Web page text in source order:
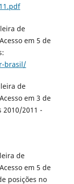
de
em 5 de
brasil/
de
em 3 de
2010/2011 -
de
em 5 de
posições no